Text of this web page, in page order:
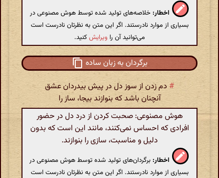
اخطار: خلاصه‌های تولید شده توسط هوش مصنوعی در
بسیاری از موارد نادرستند. اگر این متن به نظرتان نادرست است
می‌توانید آن را ویرایشکنید.
برگردان به زبان ساده
# دم زدن از سوز دل در پیش بیدردان عشق
آنچنان باشد که بنوازند بیجا، ساز را
هوش مصنوعی: صحبت کردن از درد دل در حضور
افرادی که احساس نمی‌کنند، مانند این است که بدون
دلیل و مناسبت، سازی را بنوازند.
اخطار: برگردان‌های تولید شده توسط هوش مصنوعی در
بسیاری از موارد نادرستند. اگر این متن به نظرتان نادرست است